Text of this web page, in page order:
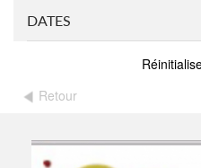
DATES
Retour